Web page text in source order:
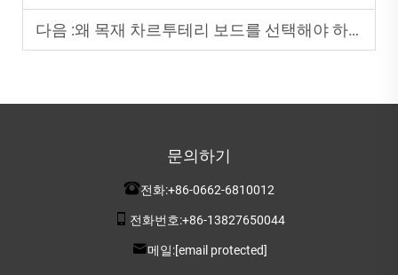
다음 :왜 목재 차르투테리 보드를 선택해야 하나요?
문의하기
전화:+86-0662-6810012
전화번호:+86-13827650044
메일:[email protected]